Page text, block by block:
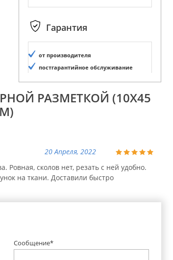
Гарантия
от производителя
постгарантийное обслуживание
РАЗМЕТКОЙ (10Х45
20 Апреля, 2022
Ровная, сколов нет, резать с ней удобно.
на ткани. Доставили быстро
Сообщение*